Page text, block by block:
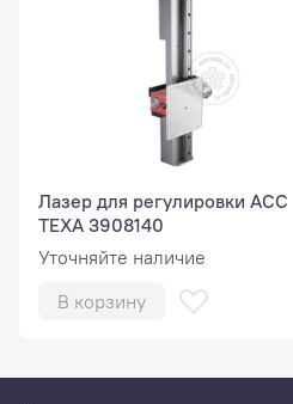
Лазер для регулировки ACC
TEXA 3908140
Уточняйте наличие
В корзину